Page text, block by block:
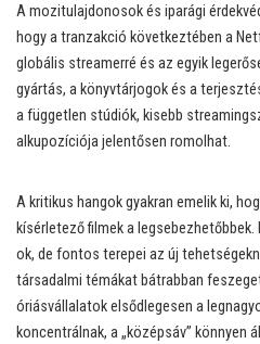
A mozitulajdonosok és iparági
hogy a tranzakció következtében a
globális streamerré és az egyik
gyártás, a könyvtárjogok és a
a független stúdiók, kisebb
alkupozíciója jelentősen romolhat.
A kritikus hangok gyakran emelik ki,
kísérletező filmek a
ok, de fontos terepei az új
társadalmi témákat bátrabban
óriásvállalatok elsődlegesen a
koncentrálnak, a „középsáv” könnyen